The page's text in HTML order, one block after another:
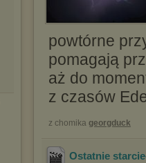
powtórne
pomagają
aż do
z czasów
z chomika georgduck
Ostatnie